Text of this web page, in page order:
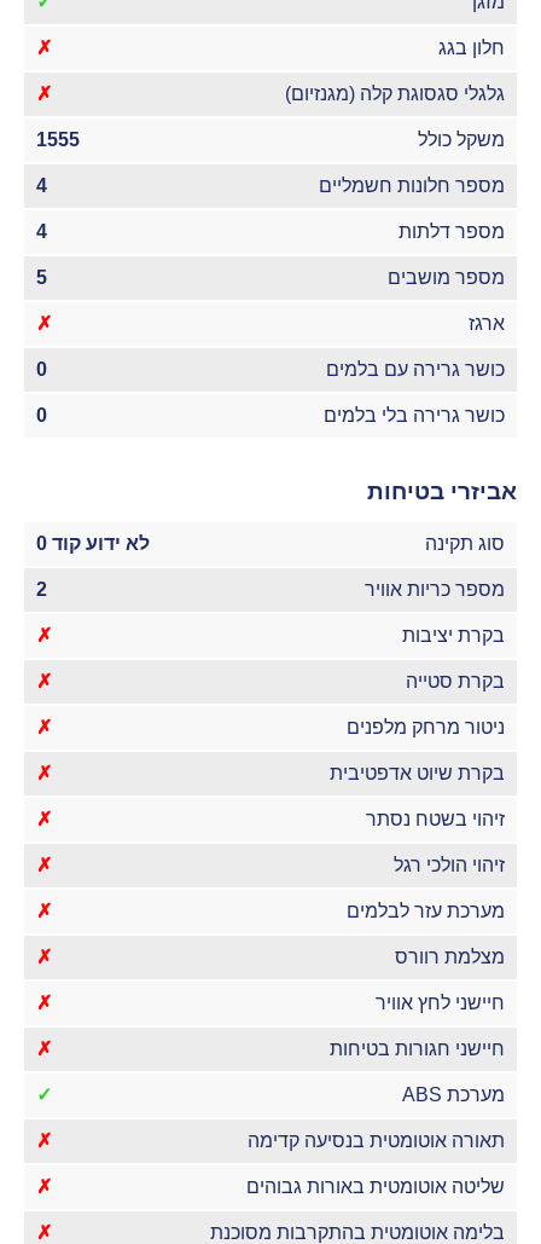
חלון בגג ✗
גלגלי סגסוגת קלה (מגנזיום) ✗
משקל כולל 1555
מספר חלונות חשמליים 4
מספר דלתות 4
מספר מושבים 5
ארגז ✗
כושר גרירה עם בלמים 0
כושר גרירה בלי בלמים 0
אביזרי בטיחות
סוג תקינה לא ידוע קוד 0
מספר כריות אוויר 2
בקרת יציבות ✗
בקרת סטייה ✗
ניטור מרחק מלפנים ✗
בקרת שיוט אדפטיבית ✗
זיהוי בשטח נסתר ✗
זיהוי הולכי רגל ✗
מערכת עזר לבלמים ✗
מצלמת רוורס ✗
חיישני לחץ אוויר ✗
חיישני חגורות בטיחות ✗
מערכת ABS ✓
תאורה אוטומטית בנסיעה קדימה ✗
שליטה אוטומטית באורות גבוהים ✗
בלימה אוטומטית בהתקרבות מסוכנת ✗